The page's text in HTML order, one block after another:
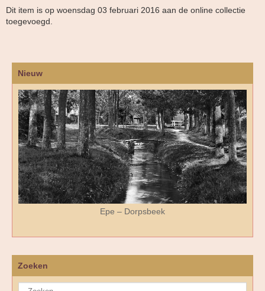
Dit item is op woensdag 03 februari 2016 aan de online collectie
toegevoegd.
Nieuw
Epe – Dorpsbeek
Zoeken